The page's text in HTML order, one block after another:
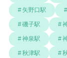
矢野口駅
磯子駅
神泉駅
秋津駅